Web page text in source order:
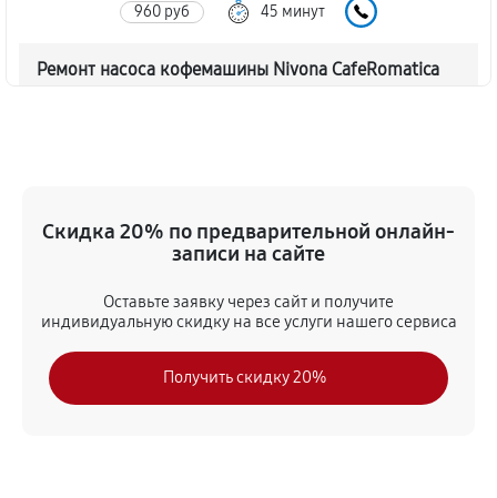
960 руб 45 минут
Ремонт насоса кофемашины Nivona CafeRomatica
830 руб 45 минут
Чистка от кофейных масел
Замена модуля управления
Скидка 20% по предварительной онлайн-
записи на сайте
Оставьте заявку через сайт и получите
индивидуальную скидку на все услуги нашего сервиса
Получить скидку 20%